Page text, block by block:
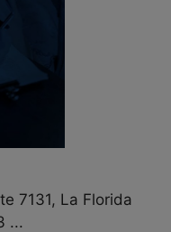
7131, La Florida
...